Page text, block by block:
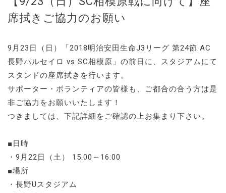
席拭きご協力のお願い
9月23日（日）「2018明治安田生命J3リーグ 第24節 AC
長野パルセイロ vs SC相模原」の前日に、スタジアムにて
スタンドの座席拭きを行います。
サポーター・ボランティアの皆様も、ご都合の合う方は是
非ご協力をお願いいたします！
つきましては、下記詳細をご確認の上お集まり下さい。
■日時
・9月22日（土） 15:00～16:00
■場所
・長野Uスタジアム